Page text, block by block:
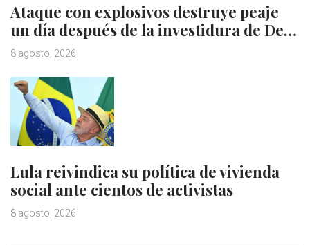
Ataque con explosivos destruye peaje
un día después de la investidura de De…
8 agosto, 2026
Lula reivindica su política de vivienda
social ante cientos de activistas
8 agosto, 2026